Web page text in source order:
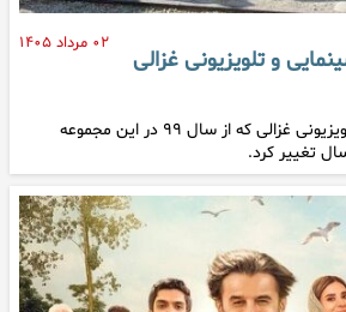
۰۲ مرداد ۱۴۰۵
و تلویزیونی غزالی
مدیر شهرک سینمایی و تلویزیونی غزالی که از سال ۹۹ در این مجموعه